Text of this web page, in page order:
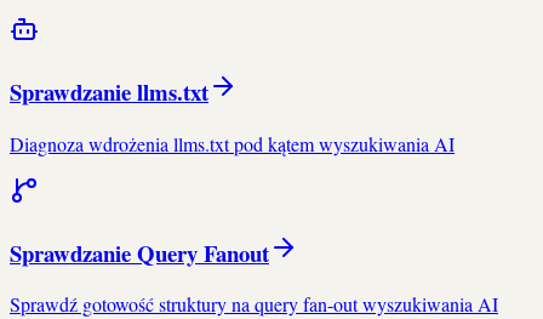
Sprawdzanie llms.txt
Diagnoza wdrożenia llms.txt pod kątem wyszukiwania AI
Sprawdzanie Query Fanout
Sprawdź gotowość struktury na query fan-out wyszukiwania AI